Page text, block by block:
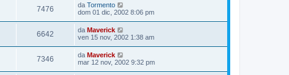
7476 da Tormento
dom 01 dic, 2002 8:06 pm
6642 da Maverick
ven 15 nov, 2002 1:38 am
7346 da Maverick
mar 12 nov, 2002 9:32 pm